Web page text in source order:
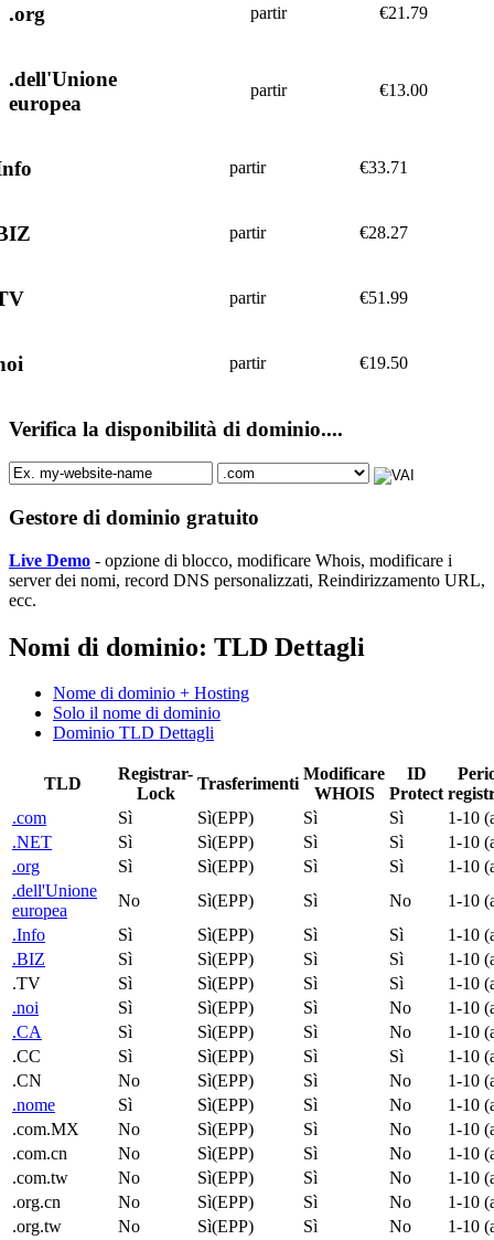
.org partir €21.79
.dell'Unione
europea
partir €13.00
partir €33.71
partir €28.27
partir €51.99
partir €19.50
Verifica la disponibilità di dominio....
Gestore di dominio gratuito
Live Demo - opzione di blocco, modificare Whois, modificare i
server dei nomi, record DNS personalizzati, Reindirizzamento URL,
ecc.
Nomi di dominio: TLD Dettagli
Nome di dominio + Hosting
Solo il nome di dominio
Dominio TLD Dettagli
TLD
Registrar-
Lock
Trasferimenti
Modificare
WHOIS
ID
Protect
.com
Sì Sì(EPP) Sì Sì
1-10
.NET
Sì Sì(EPP) Sì Sì
1-10
.org
Sì Sì(EPP) Sì Sì
1-10
.dell'Unione
europea
No Sì(EPP) Sì No
1-10
.Info
Sì Sì(EPP) Sì Sì
1-10
.BIZ
Sì Sì(EPP) Sì Sì
1-10
.TV
Sì Sì(EPP) Sì Sì
1-10
.noi
Sì Sì(EPP) Sì No
1-10
.CA
Sì Sì(EPP) Sì No
1-10
.CC
Sì Sì(EPP) Sì Sì
1-10
.CN
No Sì(EPP) Sì No
1-10
.nome
Sì Sì(EPP) Sì No
1-10
.com.MX
No Sì(EPP) Sì No
1-10
.com.cn
No Sì(EPP) Sì No
1-10
.com.tw
No Sì(EPP) Sì No
1-10
.org.cn
No Sì(EPP) Sì No
1-10
.org.tw
No Sì(EPP) Sì No
1-10